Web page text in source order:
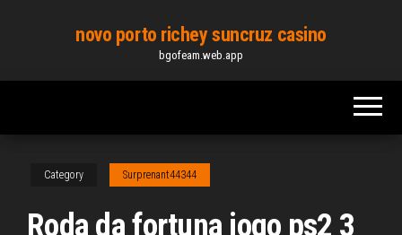
content
novo porto richey suncruz casino
bgofeam.web.app
Category Surprenant44344
Roda da fortuna jogo ps2 3